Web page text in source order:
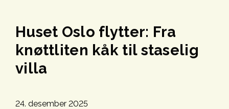
Huset Oslo flytter: Fra
knøttliten kåk til staselig
villa
24. desember 2025